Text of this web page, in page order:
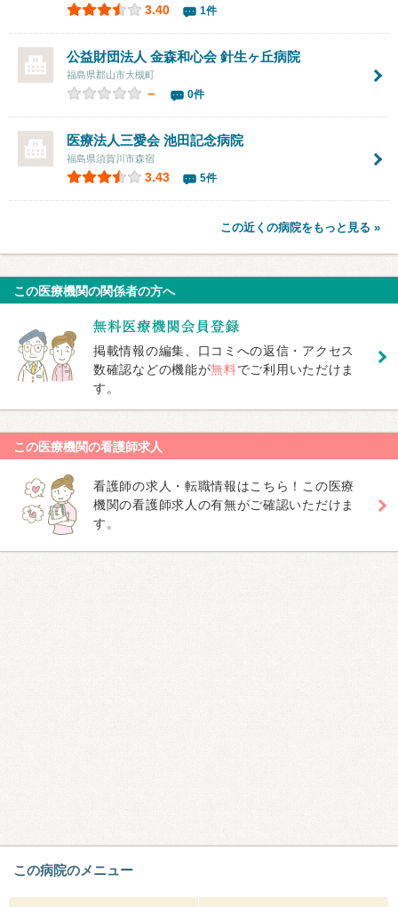
3.40 1件
公益財団法人 金森和心会針生ヶ丘病院
福島県郡山市大槻町
－ 0件
医療法人三愛会 池田記念病院
福島県須賀川市森宿
3.43 5件
この近くの病院をもっと見る »
この医療機関の関係者の方へ
掲載情報の編集、口コミへの返信・アクセス
数確認などの機能が無料でご利用いただけま
す。
この医療機関の看護師求人
看護師の求人・転職情報はこちら！この医療
機関の看護師求人の有無がご確認いただけま
す。
この病院のメニュー